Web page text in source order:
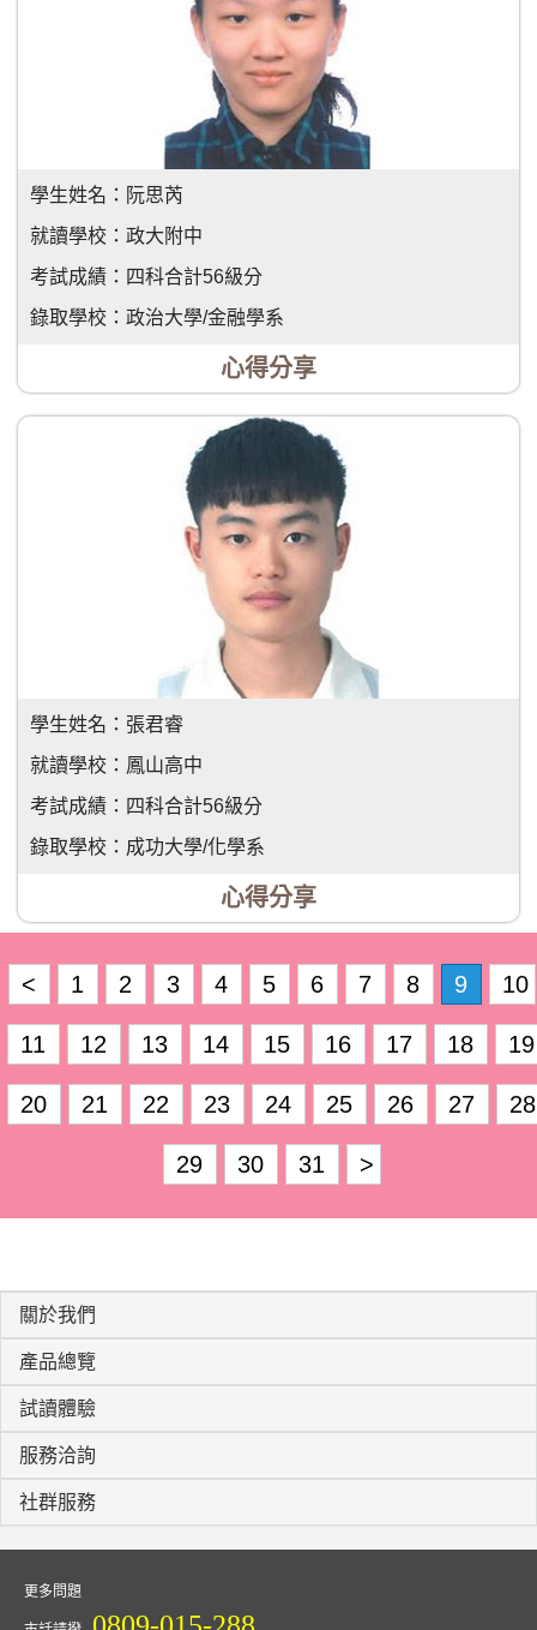
學生姓名： 阮思芮
就讀學校： 政大附中
考試成績： 四科合計56級分
錄取學校： 政治大學/金融學系
心得分享
學生姓名： 張君睿
就讀學校： 鳳山高中
考試成績： 四科合計56級分
錄取學校： 成功大學/化學系
心得分享
< 1 2 3 4 5 6 7 8 9 10
11 12 13 14 15 16 17 18 19
20 21 22 23 24 25 26 27 28
29 30 31 >
關於我們
產品總覽
試讀體驗
服務洽詢
社群服務
更多問題